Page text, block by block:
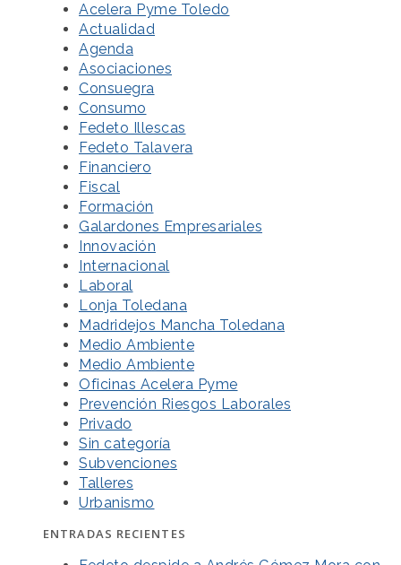
Acelera Pyme Toledo
Actualidad
Agenda
Asociaciones
Consuegra
Consumo
Fedeto Illescas
Fedeto Talavera
Financiero
Fiscal
Formación
Galardones Empresariales
Innovación
Internacional
Laboral
Lonja Toledana
Madridejos Mancha Toledana
Medio Ambiente
Medio Ambiente
Oficinas Acelera Pyme
Prevención Riesgos Laborales
Privado
Sin categoría
Subvenciones
Talleres
Urbanismo
ENTRADAS RECIENTES